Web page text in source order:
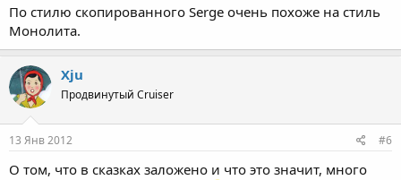
По стилю скопированного Serge очень похоже на стиль
Монолита.
Xju
Продвинутый Cruiser
13 Янв 2012 #6
О том, что в сказках заложено и что это значит, много